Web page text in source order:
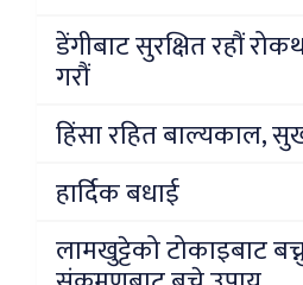
डेंगीबाट सुरक्षित रहौं
गरौं
हिंसा रहित बाल्यकाल,
हार्दिक बधाई
लामखुट्टेको टोकाइबाट